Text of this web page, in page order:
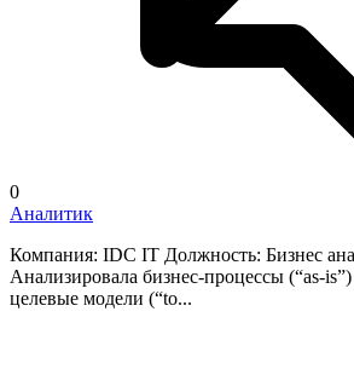
0
Аналитик
Компания: IDC IT Должность: Бизнес
Анализировала бизнес-процессы (“as-
целевые модели (“to...